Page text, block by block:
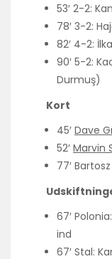
53′ 2-2:
78′ 3-2:
82′ 4-2:
90′ 5-2:
Durmuş)
Kort
45′ Dave
52′ Marvin
77′
67′
ind
67′ Stal: